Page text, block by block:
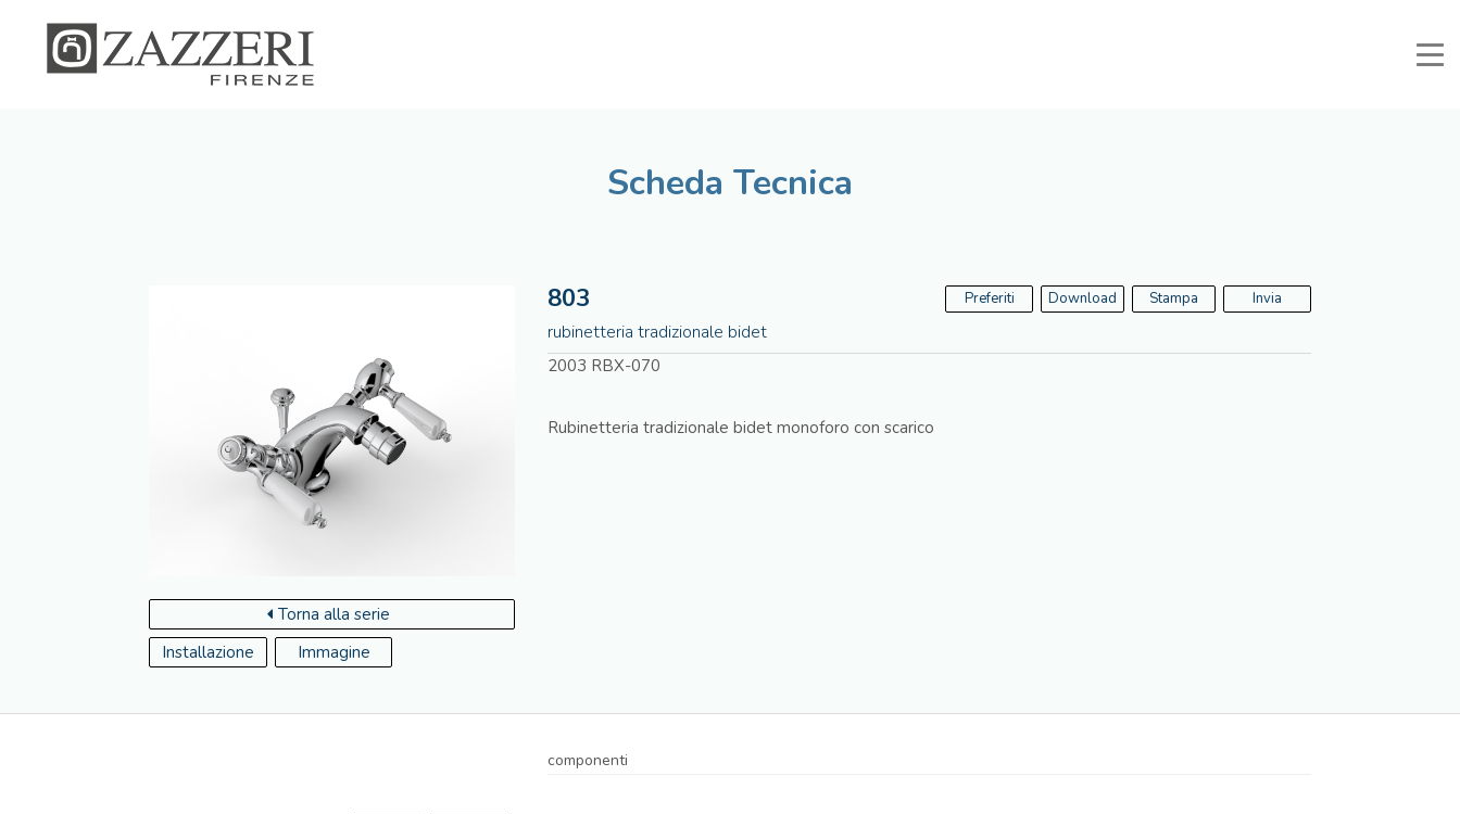
Scheda Tecnica
Torna alla serie
Installazione
Immagine
803 Preferiti Download Stampa Invia
rubinetteria tradizionale bidet
2003 RBX-070
Rubinetteria tradizionale bidet monoforo con scarico
componenti